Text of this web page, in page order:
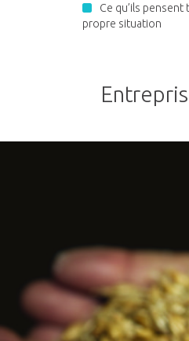
Ce qu’ils
propre situation